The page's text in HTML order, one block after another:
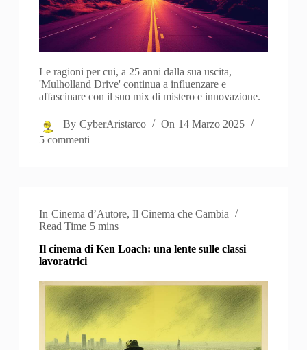
Le ragioni per cui, a 25 anni dalla sua uscita,
'Mulholland Drive' continua a influenzare e
affascinare con il suo mix di mistero e innovazione.
By CyberAristarco On 14 Marzo 2025
5 commenti
In Cinema d’Autore, Il Cinema che Cambia
Read Time 5 mins
Il cinema di Ken Loach: una lente sulle classi
lavoratrici